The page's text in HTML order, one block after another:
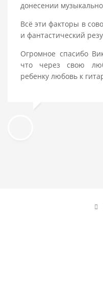
донесении
Всё эти факторы в
и фантастический
Огромное спасибо
что через свою
ребенку любовь к